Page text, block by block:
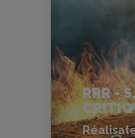
RRR -